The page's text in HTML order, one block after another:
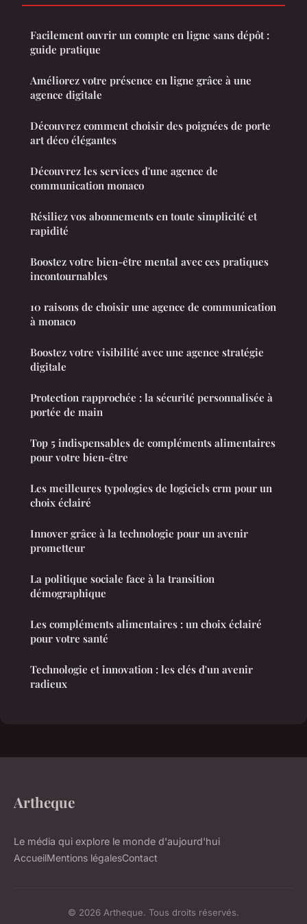
Facilement ouvrir un compte en ligne sans dépôt :
guide pratique
Améliorez votre présence en ligne grâce à une
agence digitale
Découvrez comment choisir des poignées de porte
art déco élégantes
Découvrez les services d'une agence de
communication monaco
Résiliez vos abonnements en toute simplicité et
rapidité
Boostez votre bien-être mental avec ces pratiques
incontournables
10 raisons de choisir une agence de communication
à monaco
Boostez votre visibilité avec une agence stratégie
digitale
Protection rapprochée : la sécurité personnalisée à
portée de main
Top 5 indispensables de compléments alimentaires
pour votre bien-être
Les meilleures typologies de logiciels crm pour un
choix éclairé
Innover grâce à la technologie pour un avenir
prometteur
La politique sociale face à la transition
démographique
Les compléments alimentaires : un choix éclairé
pour votre santé
Technologie et innovation : les clés d'un avenir
radieux
Artheque
Le média qui explore le monde d'aujourd'hui
AccueilMentions légalesContact
© 2026 Artheque. Tous droits réservés.